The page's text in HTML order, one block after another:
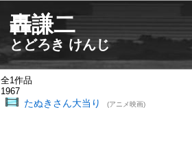
轟謙二
とどろき けんじ
全1作品
1967
たぬきさん大当り (アニメ映画)